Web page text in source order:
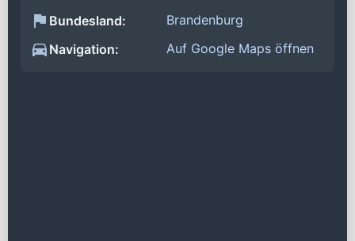
Bundesland:
Brandenburg
Navigation:
Auf Google Maps öffnen